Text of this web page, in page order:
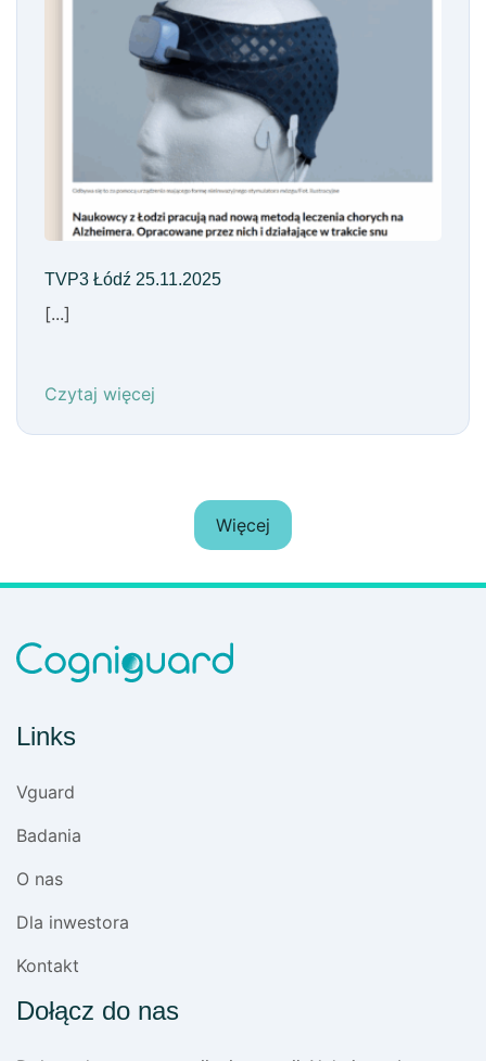
TVP3 Łódź 25.11.2025
[...]
Czytaj więcej
Więcej
Links
Vguard
Badania
O nas
Dla inwestora
Kontakt
Dołącz do nas